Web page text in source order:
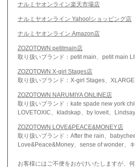
ナルミヤオンライン楽天市場店
ナルミヤオンライン Yahoo!ショッピング店
ナルミヤオンライン Amazon店
ZOZOTOWN petitmain店
取り扱いブランド：petit main、petit main
ZOZOTOWN X-girl Stages店
取り扱いブランド：X-girl Stages、
ZOZOTOWN NARUMIYA ONLINE店
取り扱いブランド：kate spade new york
LOVETOXIC、kladskap、by loveit、
ZOZOTOWN LOVE&PEACE&MONEY店
取り扱いブランド：After the rain、
Love&Peace&Money、sense of wonder、
お客様にはご不便をおかけいたしますが、